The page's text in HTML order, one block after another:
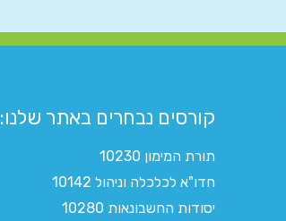
קורסים נבחרים באתר שלנו:​
תורת המימון 10230
חדו"א לכלכלה וניהול 10142
יסודות החשבונאות 10280